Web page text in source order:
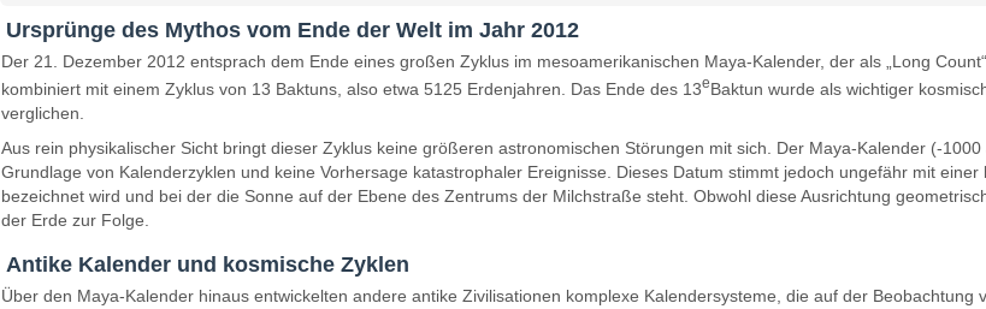
Ursprünge des Mythos vom Ende der Welt im Jahr 2012
Der 21. Dezember 2012 entsprach dem Ende eines großen Zyklus im mesoamerikanischen Maya-Kalender, der als „Long
kombiniert mit einem Zyklus von 13 Baktuns, also etwa 5125 Erdenjahren. Das Ende des 13eBaktun wurde als wichtiger
verglichen.
Aus rein physikalischer Sicht bringt dieser Zyklus keine größeren astronomischen Störungen mit sich. Der Maya-Kalender (-
Grundlage von Kalenderzyklen und keine Vorhersage katastrophaler Ereignisse. Dieses Datum stimmt jedoch ungefähr mit
bezeichnet wird und bei der die Sonne auf der Ebene des Zentrums der Milchstraße steht. Obwohl diese Ausrichtung
der Erde zur Folge.
Antike Kalender und kosmische Zyklen
Über den Maya-Kalender hinaus entwickelten andere antike Zivilisationen komplexe Kalendersysteme, die auf der